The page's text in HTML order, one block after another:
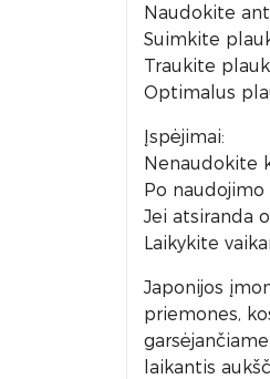
Naudokite
Suimkite
Traukite
Optimalus
Įspėjimai:
Nenaudokite
Po
Jei atsiranda
Laikykite
Japonijos
priemones,
laikantis